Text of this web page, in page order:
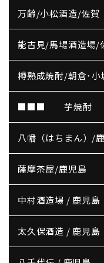
万齢/小松酒造/佐賀
能古見/馬場酒造場/
樽熟成焼酎/朝倉･小
■■■ 芋焼
八幡（はちまん）/
薩摩茶屋/鹿児島
中村酒造場 / 鹿児島
太久保酒造 / 鹿児島